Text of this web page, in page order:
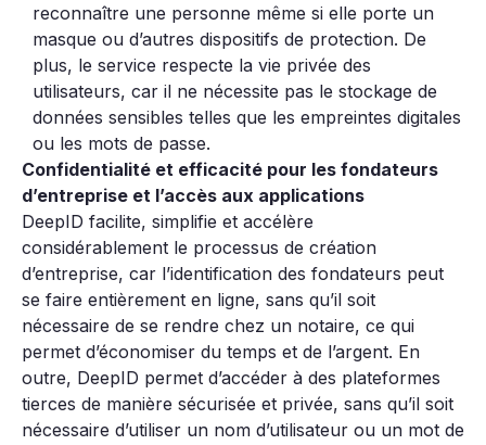
reconnaître une personne même si elle porte un
masque ou d’autres dispositifs de protection. De
plus, le service respecte la vie privée des
utilisateurs, car il ne nécessite pas le stockage de
données sensibles telles que les empreintes digitales
ou les mots de passe.
Confidentialité et efficacité pour les fondateurs
d’entreprise et l’accès aux applications
DeepID facilite, simplifie et accélère
considérablement le processus de création
d’entreprise, car l’identification des fondateurs peut
se faire entièrement en ligne, sans qu’il soit
nécessaire de se rendre chez un notaire, ce qui
permet d’économiser du temps et de l’argent. En
outre, DeepID permet d’accéder à des plateformes
tierces de manière sécurisée et privée, sans qu’il soit
nécessaire d’utiliser un nom d’utilisateur ou un mot de